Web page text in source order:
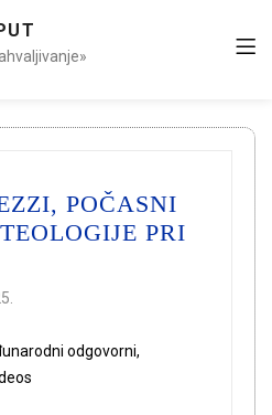
POČASNI
PRI
odgovorni,